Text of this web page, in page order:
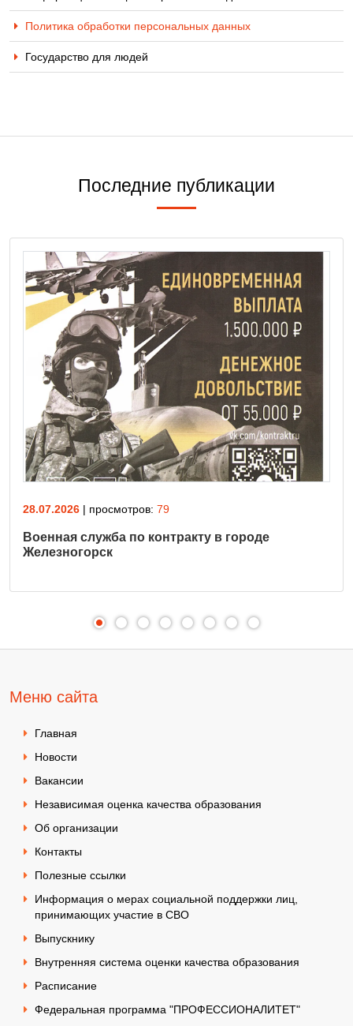
Политика обработки персональных данных
Государство для людей
Последние публикации
28.07.2026 | просмотров: 79
Военная служба по контракту в городе
Железногорск
Меню сайта
Главная
Новости
Вакансии
Независимая оценка качества образования
Об организации
Контакты
Полезные ссылки
Информация о мерах социальной поддержки лиц,
принимающих участие в СВО
Выпускнику
Внутренняя система оценки качества образования
Расписание
Федеральная программа "ПРОФЕССИОНАЛИТЕТ"